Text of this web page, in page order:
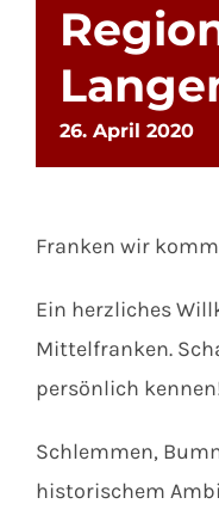
26. April 2020
Franken wir
Ein herzliches
Mittelfranken.
persönlich
Schlemmen,
historischem